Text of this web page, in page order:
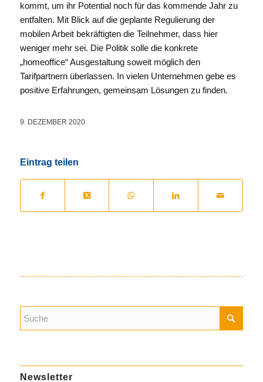
kommt, um ihr Potential noch für das kommende Jahr zu
entfalten. Mit Blick auf die geplante Regulierung der
mobilen Arbeit bekräftigten die Teilnehmer, dass hier
weniger mehr sei. Die Politik solle die konkrete
„homeoffice“ Ausgestaltung soweit möglich den
Tarifpartnern überlassen. In vielen Unternehmen gebe es
positive Erfahrungen, gemeinsam Lösungen zu finden.
9. DEZEMBER 2020
Eintrag teilen
Newsletter